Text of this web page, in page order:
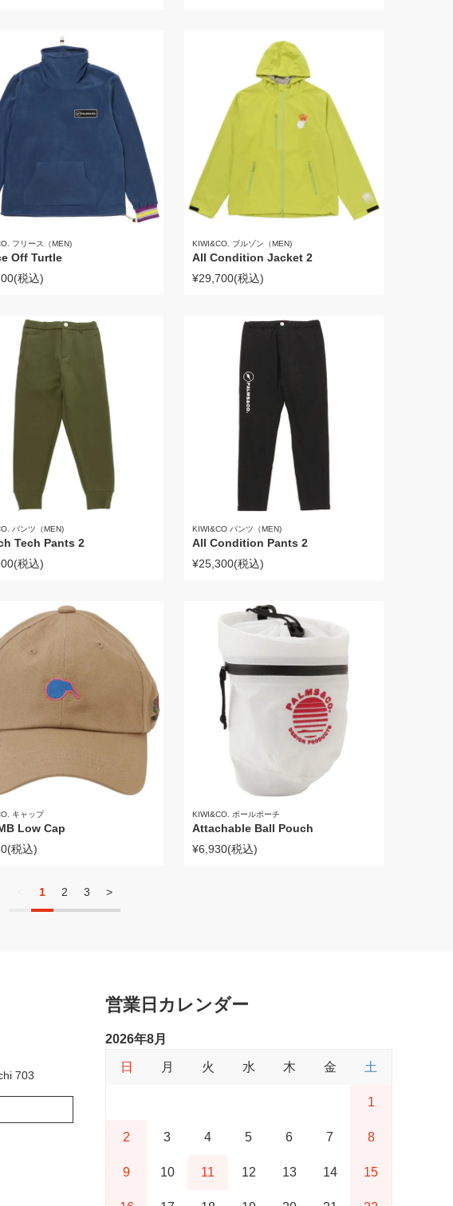
フリース（MEN)
Off Turtle
(税込)
KIWI&CO. ブルゾン（MEN)
All Condition Jacket 2
¥29,700(税込)
パンツ（MEN)
Tech Pants 2
(税込)
KIWI&CO パンツ（MEN)
All Condition Pants 2
¥25,300(税込)
キャップ
Low Cap
(税込)
KIWI&CO. ボールポーチ
Attachable Ball Pouch
¥6,930(税込)
1 2 3 >
703
営業日カレンダー
2026年8月
日 月 火 水 木 金 土
1
2 3 4 5 6 7 8
9 10 11 12 13 14 15